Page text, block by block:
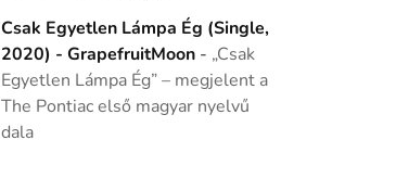
Csak Egyetlen Lámpa Ég (Single,
2020) - GrapefruitMoon- „Csak
Egyetlen Lámpa Ég” – megjelent a
The Pontiac első magyar nyelvű
dala